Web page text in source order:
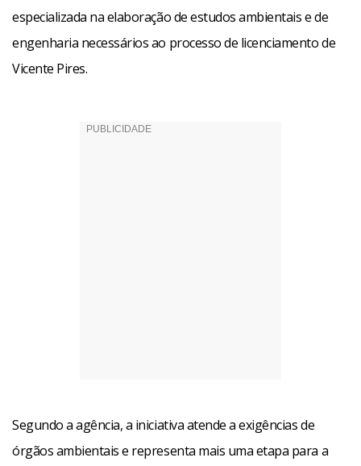
especializada na elaboração de estudos ambientais e de
engenharia necessários ao processo de licenciamento de
Vicente Pires.
Segundo a agência, a iniciativa atende a exigências de
órgãos ambientais e representa mais uma etapa para a